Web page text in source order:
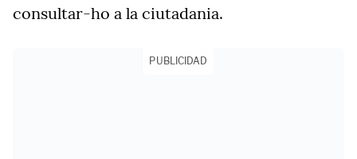
consultar-ho a la ciutadania.
PUBLICIDAD